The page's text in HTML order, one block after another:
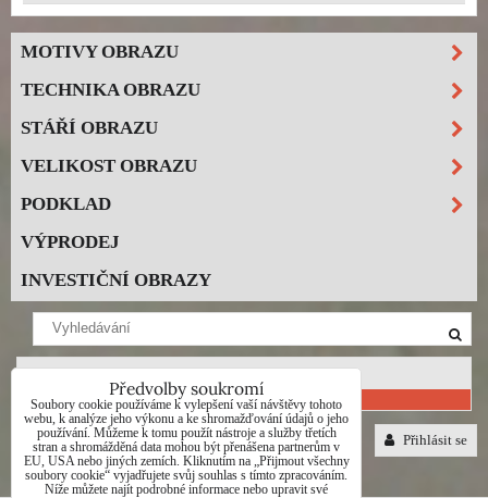
MOTIVY OBRAZU
TECHNIKA OBRAZU
STÁŘÍ OBRAZU
VELIKOST OBRAZU
PODKLAD
VÝPRODEJ
INVESTIČNÍ OBRAZY
Nákupní košík
0 Kč
Přihlásit se
Předvolby soukromí
Soubory cookie používáme k vylepšení vaší návštěvy tohoto
webu, k analýze jeho výkonu a ke shromažďování údajů o jeho
používání. Můžeme k tomu použít nástroje a služby třetích
stran a shromážděná data mohou být přenášena partnerům v
EU, USA nebo jiných zemích. Kliknutím na „Přijmout všechny
soubory cookie“ vyjadřujete svůj souhlas s tímto zpracováním.
Níže můžete najít podrobné informace nebo upravit své